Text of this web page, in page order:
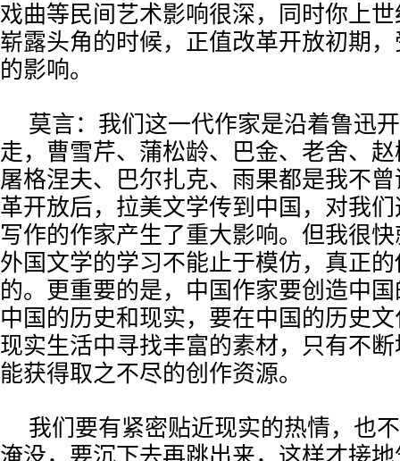
戏曲等民间艺术影响很深，同时你上
崭露头角的时候，正值改革开放初期
的影响。
莫言：我们这一代作家是沿着鲁迅
走，曹雪芹、蒲松龄、巴金、老舍、
屠格涅夫、巴尔扎克、雨果都是我不曾
革开放后，拉美文学传到中国，对我
写作的作家产生了重大影响。但我很
外国文学的学习不能止于模仿，真正
的。更重要的是，中国作家要创造中
中国的历史和现实，要在中国的历史
现实生活中寻找丰富的素材，只有不
能获得取之不尽的创作资源。
我们要有紧密贴近现实的热情，也
淹没，要沉下去再跳出来，这样才接